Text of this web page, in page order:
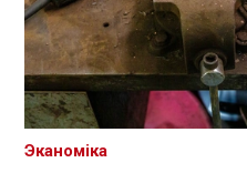
Эканоміка